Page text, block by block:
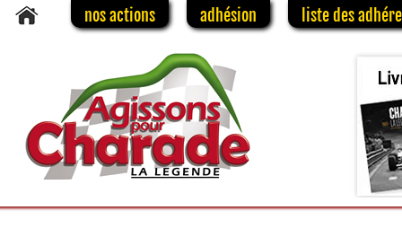
nos actions adhésion liste des